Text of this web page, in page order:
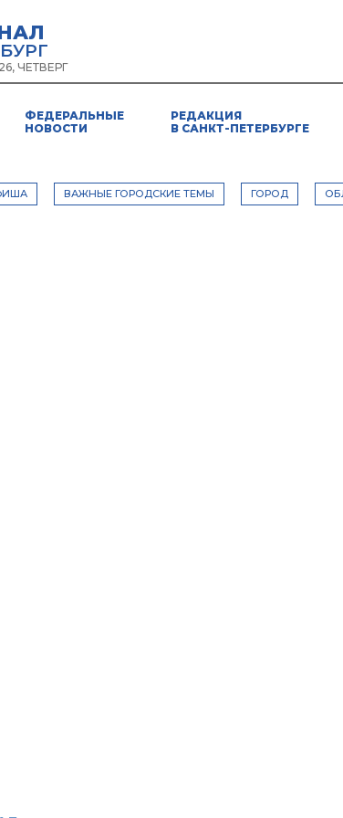
ЧЕТВЕРГ
ФЕДЕРАЛЬНЫЕ
НОВОСТИ
РЕДАКЦИЯ
В САНКТ-ПЕТЕРБУРГЕ
ВАЖНЫЕ ГОРОДСКИЕ ТЕМЫ ГОРОД